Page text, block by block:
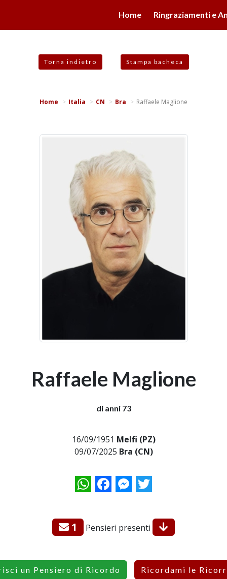
Home Ringraziamenti e
Torna indietro Stampa bacheca
Home Italia CN Bra Raffaele Maglione
Raffaele Maglione
di anni 73
16/09/1951 Melfi (PZ)
09/07/2025 Bra (CN)
WhatsAppFacebookMessenger
Twitter
1 Pensieri presenti
un Pensiero di Ricordo Ricordami le
la navigazione in altra maniera, acconsenti